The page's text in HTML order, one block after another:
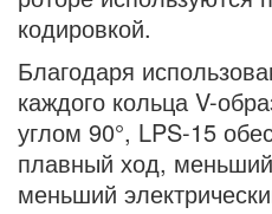
кодировкой.
Благодаря
каждого кольца V-
углом 90°, LPS-15
плавный ход,
меньший